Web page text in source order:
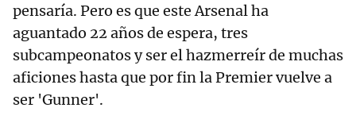
pensaría. Pero es que este Arsenal ha
aguantado 22 años de espera, tres
subcampeonatos y ser el hazmerreír de muchas
aficiones hasta que por fin la Premier vuelve a
ser 'Gunner'.